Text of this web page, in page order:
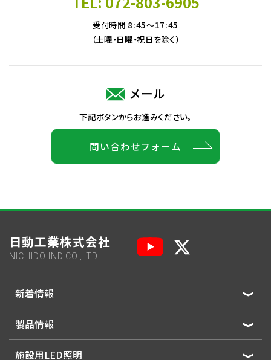
受付時間 8:45～17:45
（土曜・日曜・祝日を除く）
メール
下記ボタンからお進みください。
問い合わせフォーム
日動工業株式会社
NICHIDO IND.CO.,LTD.
新着情報
製品情報
施設用LED照明